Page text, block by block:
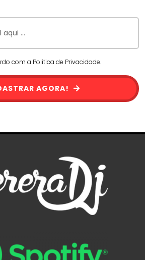
com a Política de Privacidade.
AGORA!